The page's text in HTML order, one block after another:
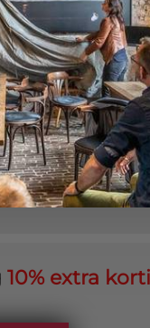
opgespannen canvas?
eengroot
: 2–3× per
en regio
in België.
gratis –
mogelijkheden?
10% extra